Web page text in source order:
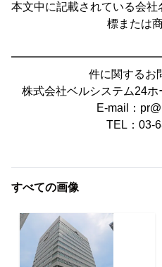
本文中に記載されている会
標または
件に関するお
株式会社ベルシステム24
E-mail：
TEL：03-
すべての画像